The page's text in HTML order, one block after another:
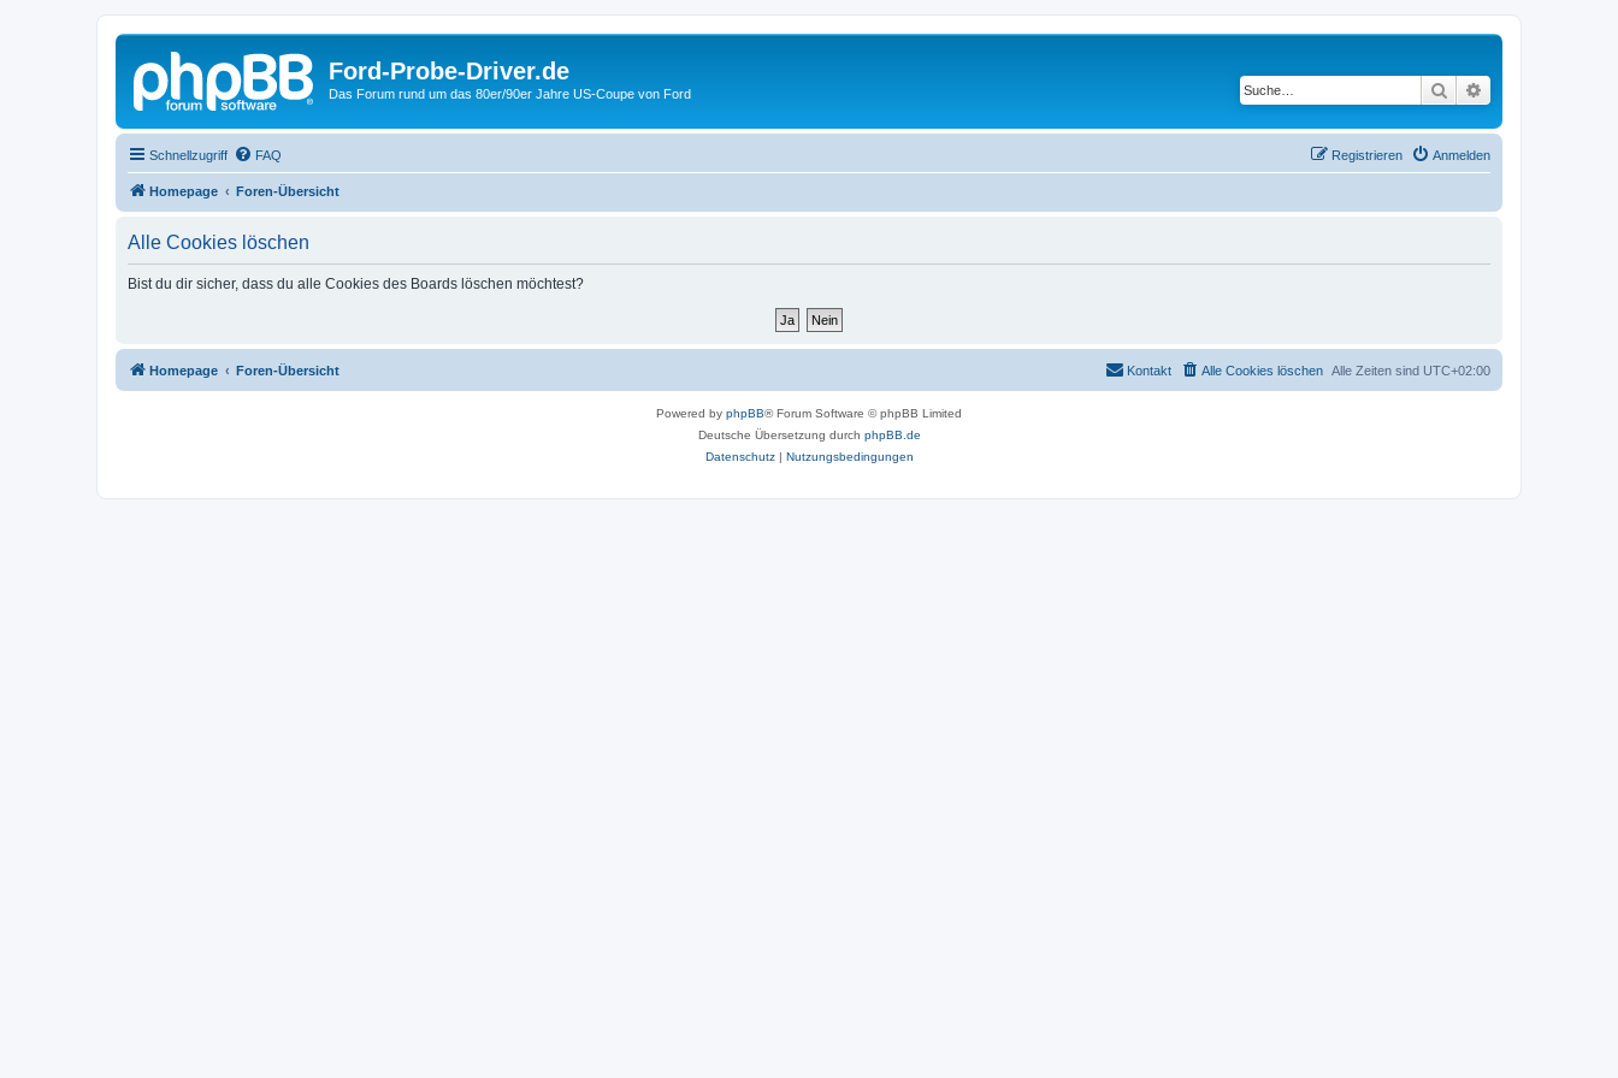
Ford-Probe-Driver.de
Das Forum rund um das 80er/90er Jahre US-Coupe von Ford Suche
Schnellzugriff FAQ Anmelden
Registrieren
Homepage Foren-Übersicht
Alle Cookies löschen
Bist du dir sicher, dass du alle Cookies des Boards löschen möchtest?
Homepage Foren-Übersicht Alle Zeiten sind UTC+02:00
Alle Cookies löschen
Kontakt
Powered by phpBB® Forum Software © phpBB Limited
Deutsche Übersetzung durch phpBB.de
Datenschutz| Nutzungsbedingungen